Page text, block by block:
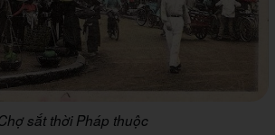
sắt thời Pháp thuộc